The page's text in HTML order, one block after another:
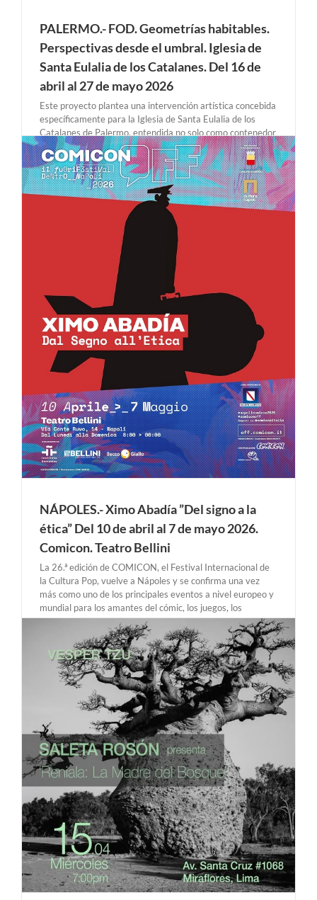
PALERMO.- FOD. Geometrías habitables.
Perspectivas desde el umbral. Iglesia de
Santa Eulalia de los Catalanes. Del 16 de
abril al 27 de mayo 2026
Este proyecto plantea una intervención artística concebida
específicamente para la Iglesia de Santa Eulalia de los
Catalanes de Palermo, entendida no solo como contenedor
expositivo, sino como un cuerpo arquitectónico activo con
el que establecer un diálogo formal, simbólico y material. El
trabajo de FOD se articula desde la relación [...]
NÁPOLES.- Ximo Abadía ”Del signo a la
ética” Del 10 de abril al 7 de mayo 2026.
Comicon. Teatro Bellini
La 26.ª edición de COMICON, el Festival Internacional de
la Cultura Pop, vuelve a Nápoles y se confirma una vez
más como uno de los principales eventos a nivel europeo y
mundial para los amantes del cómic, los juegos, los
videojuegos y la animación. El Festival celebra la cultura